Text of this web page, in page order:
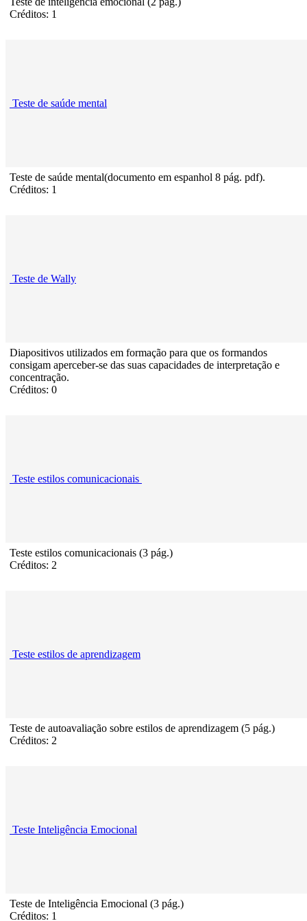
Créditos: 1
Teste de saúde mental
Teste de saúde mental(documento em espanhol 8 pág. pdf).
Créditos: 1
Teste de Wally
Diapositivos utilizados em formação para que os formandos
consigam aperceber-se das suas capacidades de interpretação e
concentração.
Créditos: 0
Teste estilos comunicacionais
Teste estilos comunicacionais (3 pág.)
Créditos: 2
Teste estilos de aprendizagem
Teste de autoavaliação sobre estilos de aprendizagem (5 pág.)
Créditos: 2
Teste Inteligência Emocional
Teste de Inteligência Emocional (3 pág.)
Créditos: 1